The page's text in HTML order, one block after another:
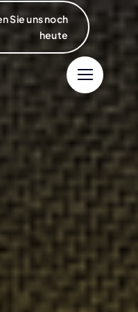
Sie uns noch
heute